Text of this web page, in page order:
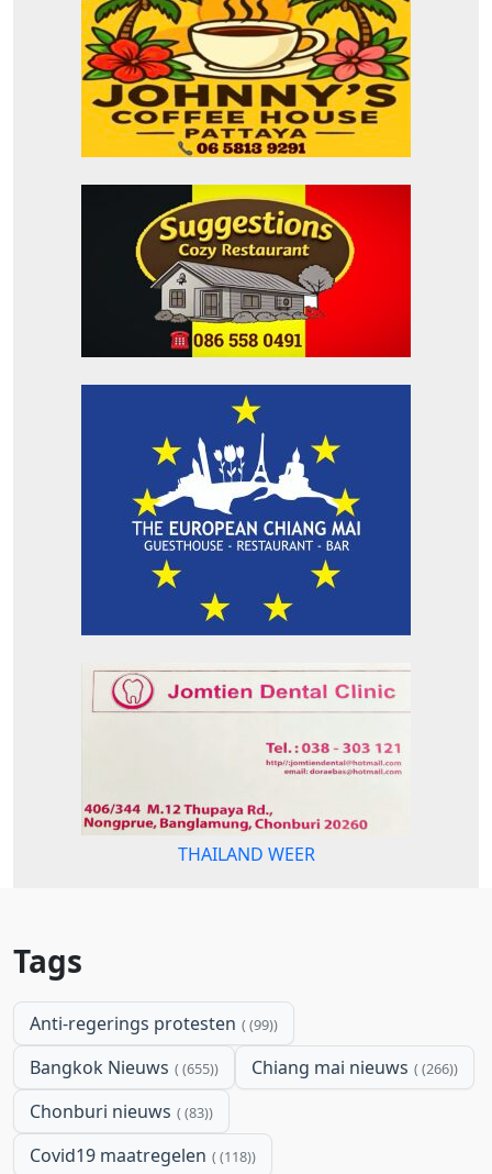
THAILAND WEER
Tags
Anti-regerings protesten (99)
Bangkok Nieuws (655) Chiang mai nieuws (266)
Chonburi nieuws (83)
Covid19 maatregelen (118)